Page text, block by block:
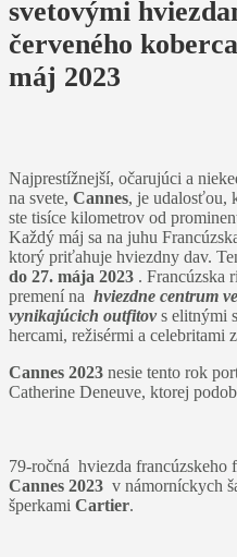
svetovými
červeného
máj 2023
Najprestížnejší, očarujúci a
na svete, Cannes, je udalosťou,
ste tisíce kilometrov od
Každý máj sa na juhu
ktorý priťahuje hviezdny dav.
do 27. mája 2023 . Francúzska
premení na hviezdne centrum
vynikajúcich outfitov s elitnými
hercami, režisérmi a celebritami
Cannes 2023 nesie tento rok
Catherine Deneuve, ktorej
79-ročná hviezda
Cannes 2023 v námorníckych
šperkami Cartier.